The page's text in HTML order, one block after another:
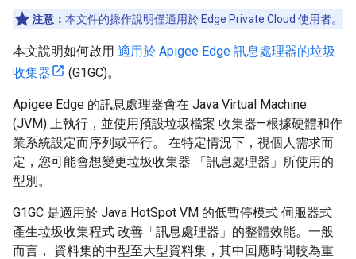
注意： 本文件的操作說明僅適用於 Edge Private Cloud 使用者。
本文說明如何啟用 適用於 Apigee Edge 訊息處理器的垃圾
收集器
(G1GC)。
Apigee Edge 的訊息處理器會在 Java Virtual Machine
(JVM) 上執行，並使用預設垃圾檔案 收集器—根據硬體和作
業系統設定而序列或平行。 在特定情況下，視個人需求而
定，您可能會想變更垃圾收集器 「訊息處理器」所使用的
型別。
G1GC 是適用於 Java HotSpot VM 的低暫停模式 伺服器式
產生垃圾收集程式 改善「訊息處理器」的整體效能。一般
而言， 資料集的中型至大型資料集，其中回應時間較為重